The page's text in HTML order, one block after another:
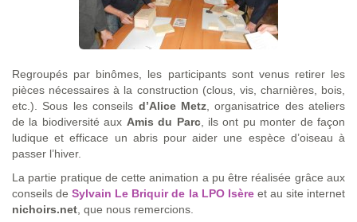
Regroupés par binômes, les participants sont venus retirer les
pièces nécessaires à la construction (clous, vis, charnières, bois,
etc.). Sous les conseils d’Alice Metz, organisatrice des ateliers
de la biodiversité aux Amis du Parc, ils ont pu monter de façon
ludique et efficace un abris pour aider une espèce d’oiseau à
passer l’hiver.
La partie pratique de cette animation a pu être réalisée grâce aux
conseils deSylvain Le Briquir de la LPO Isèreet au site internet
nichoirs.net , que nous remercions.